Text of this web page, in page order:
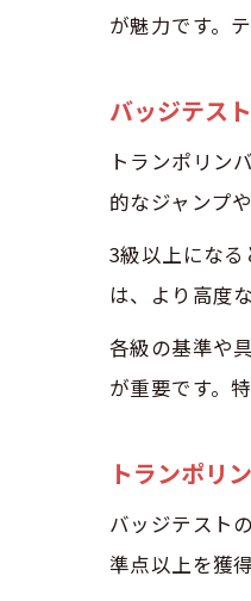
が魅力です。
バッジテス
トランポリン
的なジャンプ
3級以上にな
は、より高度
各級の基準や
が重要です。
トランポリ
バッジテスト
準点以上を獲